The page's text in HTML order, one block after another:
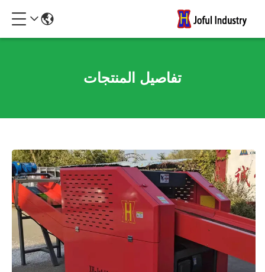
تفاصيل المنتجات